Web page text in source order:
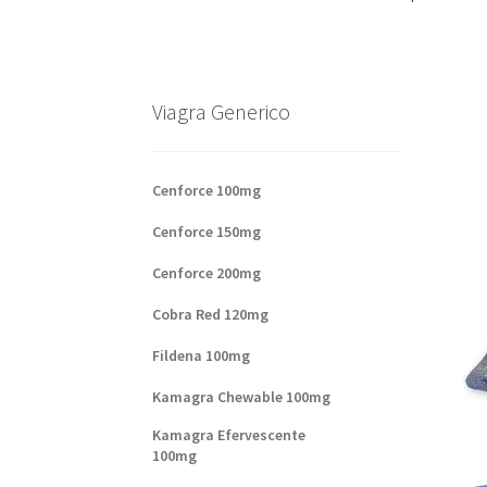
Viagra Generico
Cenforce 100mg
Cenforce 150mg
Cenforce 200mg
Cobra Red 120mg
Fildena 100mg
Kamagra Chewable 100mg
Kamagra Efervescente
100mg